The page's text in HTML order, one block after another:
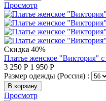
Просмотр
Скидка 40%
Платье женское "Виктория"
3 250 Р 1 950 Р
Размер одежды (Россия) :
В корзину
Просмотр